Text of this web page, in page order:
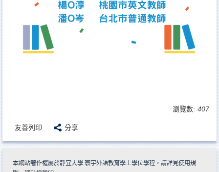
瀏覽數: 407
友善列印 分享
本網站著作權屬於靜宜大學 寰宇外語教育學士學位學程，請詳見使用規